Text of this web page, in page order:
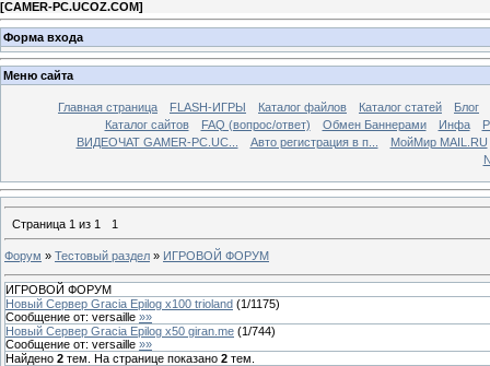
[CAMER-PC.UCOZ.COM]
Форма входа
Меню сайта
Главная страница FLASH-ИГРЫ Каталог файлов Каталог статей
Блог
Каталог сайтов
FAQ (вопрос/ответ) Обмен Баннерами Инфа
ВИДЕОЧАТ GAMER-PC.UC...
Aвто регистрация в п...
МойМир MAIL.RU
Страница 1 из 1 1
Форум » Тестовый раздел » ИГРОВОЙ ФОРУМ
ИГРОВОЙ ФОРУМ
Новый Сервер Gracia Epilog x100 trioland (1/1175)
Сообщение от: versaille »»
Новый Сервер Gracia Epilog x50 giran.me (1/744)
Сообщение от: versaille »»
Найдено 2 тем. На странице показано 2 тем.